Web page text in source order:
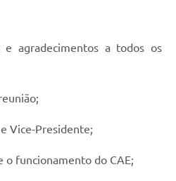
e agradecimentos a todos os
Vice-Presidente;
o funcionamento do CAE;